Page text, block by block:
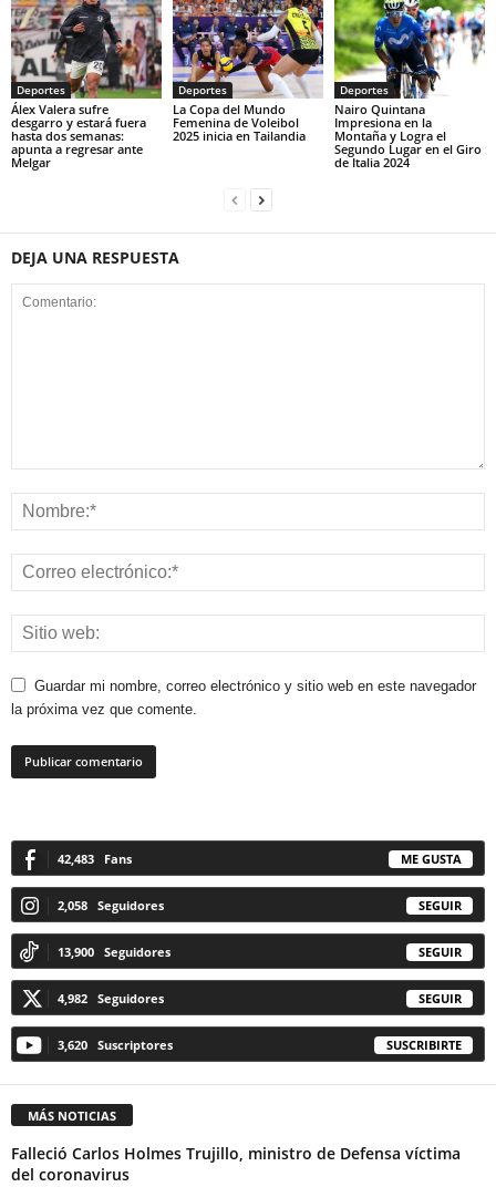
Deportes
Álex Valera sufre
desgarro y estará fuera
hasta dos semanas:
apunta a regresar ante
Melgar
Deportes
La Copa del Mundo
Femenina de Voleibol
2025 inicia en Tailandia
Deportes
Nairo Quintana
Impresiona en la
Montaña y Logra el
Segundo Lugar en el Giro
de Italia 2024
DEJA UNA RESPUESTA
Guardar mi nombre, correo electrónico y sitio web en este navegador
la próxima vez que comente.
42,483 Fans ME GUSTA
2,058 Seguidores SEGUIR
13,900 Seguidores SEGUIR
4,982 Seguidores SEGUIR
3,620 Suscriptores SUSCRIBIRTE
MÁS NOTICIAS
Falleció Carlos Holmes Trujillo, ministro de Defensa víctima
del coronavirus